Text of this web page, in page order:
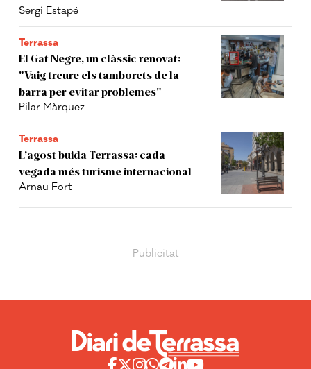
Sergi Estapé
Terrassa
El Gat Negre, un clàssic renovat:
"Vaig treure els tamborets de la
barra per evitar problemes"
Pilar Màrquez
Terrassa
L’agost buida Terrassa: cada
vegada més turisme internacional
Arnau Fort